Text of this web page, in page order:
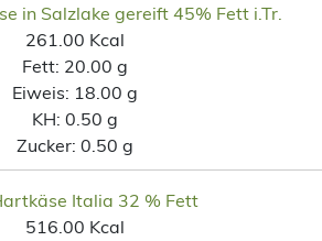
in Salzlake gereift 45% Fett i.Tr.
261.00 Kcal
Fett: 20.00 g
Eiweis: 18.00 g
KH: 0.50 g
Zucker: 0.50 g
Italia 32 % Fett
516.00 Kcal